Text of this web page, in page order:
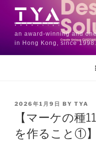
an award-winning and
in Hong Kong, since 1998.
2026年1月9日 BY TYA
【マーケの種
を作ること①】